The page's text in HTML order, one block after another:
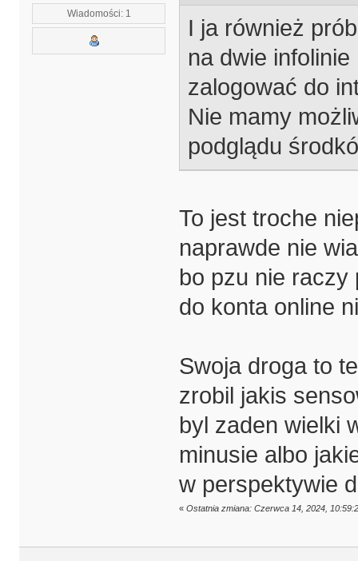
Wiadomości: 1
I ja również
na dwie
zalogować do
Nie mamy
podglądu
To jest troche
naprawde nie
bo pzu nie raczy
do konta online
Swoja droga to
zrobil jakis
byl zaden wielki
minusie albo
w perspektywie
« Ostatnia zmiana: Czerwca 14, 2024,